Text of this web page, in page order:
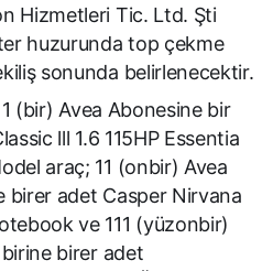
Hizmetleri Tic. Ltd. Şti
huzurunda top çekme
sonunda belirlenecektir.
(bir) Avea Abonesine bir
lll 1.6 115HP Essentia
araç; 11 (onbir) Avea
birer adet Casper Nirvana
ve 111 (yüzonbir)
birer adet